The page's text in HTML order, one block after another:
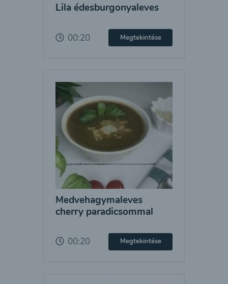
Lila édesburgonyaleves
00:20 Megtekintése
Medvehagymaleves
cherry paradicsommal
00:20 Megtekintése